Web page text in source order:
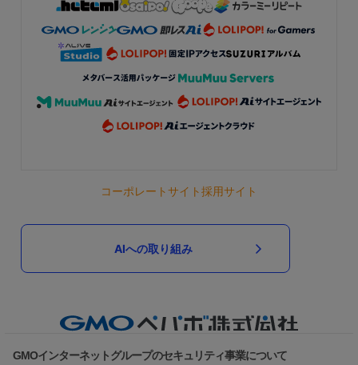
コーポレートサイト採用サイト
AIへの取り組み
GMOインターネットグループのセキュリティ事業について